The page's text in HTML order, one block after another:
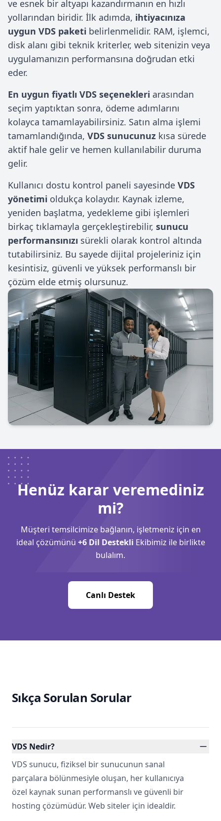
ve esnek bir altyapı kazandırmanın en hızlı
yollarından biridir. İlk adımda, ihtiyacınıza
uygun VDS paketi belirlenmelidir. RAM, işlemci,
disk alanı gibi teknik kriterler, web sitenizin veya
uygulamanızın performansına doğrudan etki
eder.
En uygun fiyatlı VDS seçenekleri arasından
seçim yaptıktan sonra, ödeme adımlarını
kolayca tamamlayabilirsiniz. Satın alma işlemi
tamamlandığında, VDS sunucunuz kısa sürede
aktif hale gelir ve hemen kullanılabilir duruma
gelir.
Kullanıcı dostu kontrol paneli sayesinde VDS
yönetimi oldukça kolaydır. Kaynak izleme,
yeniden başlatma, yedekleme gibi işlemleri
birkaç tıklamayla gerçekleştirebilir, sunucu
performansınızı sürekli olarak kontrol altında
tutabilirsiniz. Bu sayede dijital projeleriniz için
kesintisiz, güvenli ve yüksek performanslı bir
çözüm elde etmiş olursunuz.
Henüz karar veremediniz
mi?
Müşteri temsilcimize bağlanın, işletmeniz için en
ideal çözümünü +6 Dil Destekli Ekibimiz ile birlikte
bulalım.
Canlı Destek
Sıkça Sorulan Sorular
VDS Nedir?
VDS sunucu, fiziksel bir sunucunun sanal
parçalara bölünmesiyle oluşan, her kullanıcıya
özel kaynak sunan performanslı ve güvenli bir
hosting çözümüdür. Web siteler için idealdir.